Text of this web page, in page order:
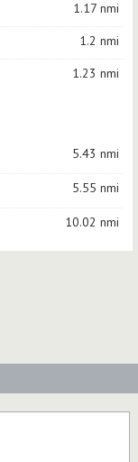
1.17 nmi
1.2 nmi
1.23 nmi
5.43 nmi
5.55 nmi
10.02 nmi